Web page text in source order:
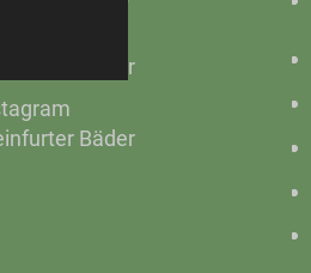
Bäder
Bäder